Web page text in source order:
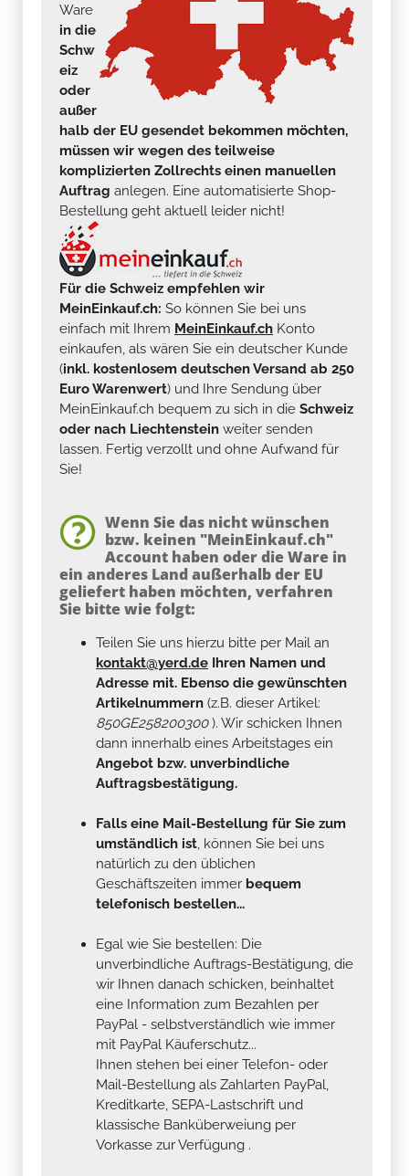
Ware
in die
Schw
eiz
oder
außer
halb der EU gesendet bekommen möchten,
müssen wir wegen des teilweise
komplizierten Zollrechts einen manuellen
Auftrag anlegen. Eine automatisierte Shop-
Bestellung geht aktuell leider nicht!
Für die Schweiz empfehlen wir
MeinEinkauf.ch: So können Sie bei uns
einfach mit Ihrem MeinEinkauf.ch Konto
einkaufen, als wären Sie ein deutscher Kunde
(inkl. kostenlosem deutschen Versand ab 250
Euro Warenwert) und Ihre Sendung über
MeinEinkauf.ch bequem zu sich in die Schweiz
oder nach Liechtenstein weiter senden
lassen. Fertig verzollt und ohne Aufwand für
Sie!
Wenn Sie das nicht wünschen
bzw. keinen "MeinEinkauf.ch"
Account haben oder die Ware in
ein anderes Land außerhalb der EU
geliefert haben möchten, verfahren
Sie bitte wie folgt:
Teilen Sie uns hierzu bitte per Mail an
kontakt@yerd.de Ihren Namen und
Adresse mit. Ebenso die gewünschten
Artikelnummern (z.B. dieser Artikel:
850GE258200300). Wir schicken Ihnen
dann innerhalb eines Arbeitstages ein
Angebot bzw. unverbindliche
Auftragsbestätigung.
Falls eine Mail-Bestellung für Sie zum
umständlich ist, können Sie bei uns
natürlich zu den üblichen
Geschäftszeiten immer bequem
telefonisch bestellen...
Egal wie Sie bestellen: Die
unverbindliche Auftrags-Bestätigung, die
wir Ihnen danach schicken, beinhaltet
eine Information zum Bezahlen per
PayPal - selbstverständlich wie immer
mit PayPal Käuferschutz...
Ihnen stehen bei einer Telefon- oder
Mail-Bestellung als Zahlarten PayPal,
Kreditkarte, SEPA-Lastschrift und
klassische Banküberweiung per
Vorkasse zur Verfügung .